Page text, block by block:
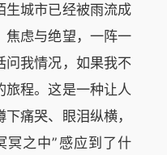
生城市已经被雨流成
焦虑与绝望，一阵一
问我情况，如果我不
旅程。这是一种让人
痛哭、眼泪纵横，
冥之中”感应到了什